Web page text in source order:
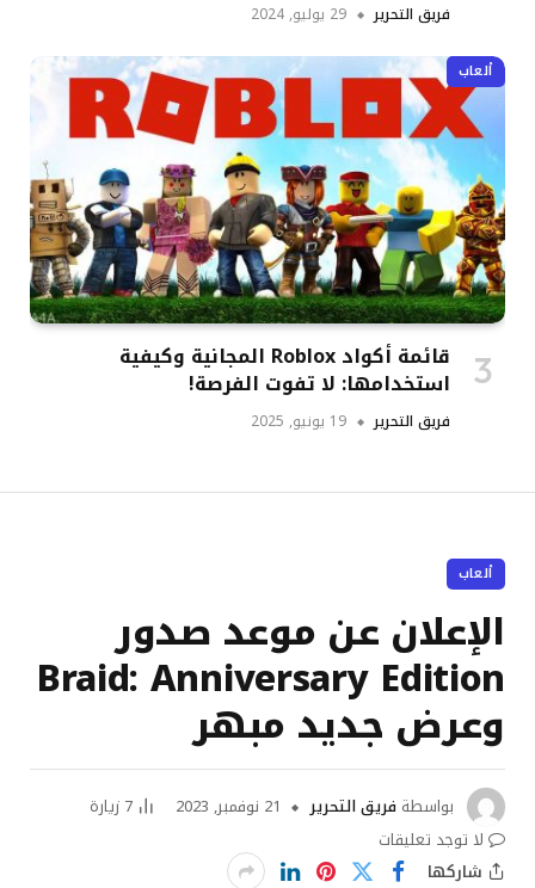
فريق التحرير 29 يوليو, 2024
ألعاب
قائمة أكواد Roblox المجانية وكيفية
استخدامها: لا تفوت الفرصة!
فريق التحرير 19 يونيو, 2025
ألعاب
الإعلان عن موعد صدور
Braid: Anniversary Edition
وعرض جديد مبهر
بواسطة فريق التحرير 21 نوفمبر, 2023 7 زيارة
لا توجد تعليقات
شاركها